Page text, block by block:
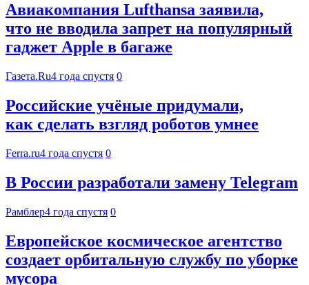
Авиакомпания Lufthansa заявила,
что не вводила запрет на популярный
гаджет Apple в багаже
Газета.Ru4 года спустя 0
Российские учёные придумали,
как сделать взгляд роботов умнее
Ferra.ru4 года спустя 0
В России разработали замену Telegram
Рамблер4 года спустя 0
Европейское космическое агентство
создает орбитальную службу по уборке
мусора